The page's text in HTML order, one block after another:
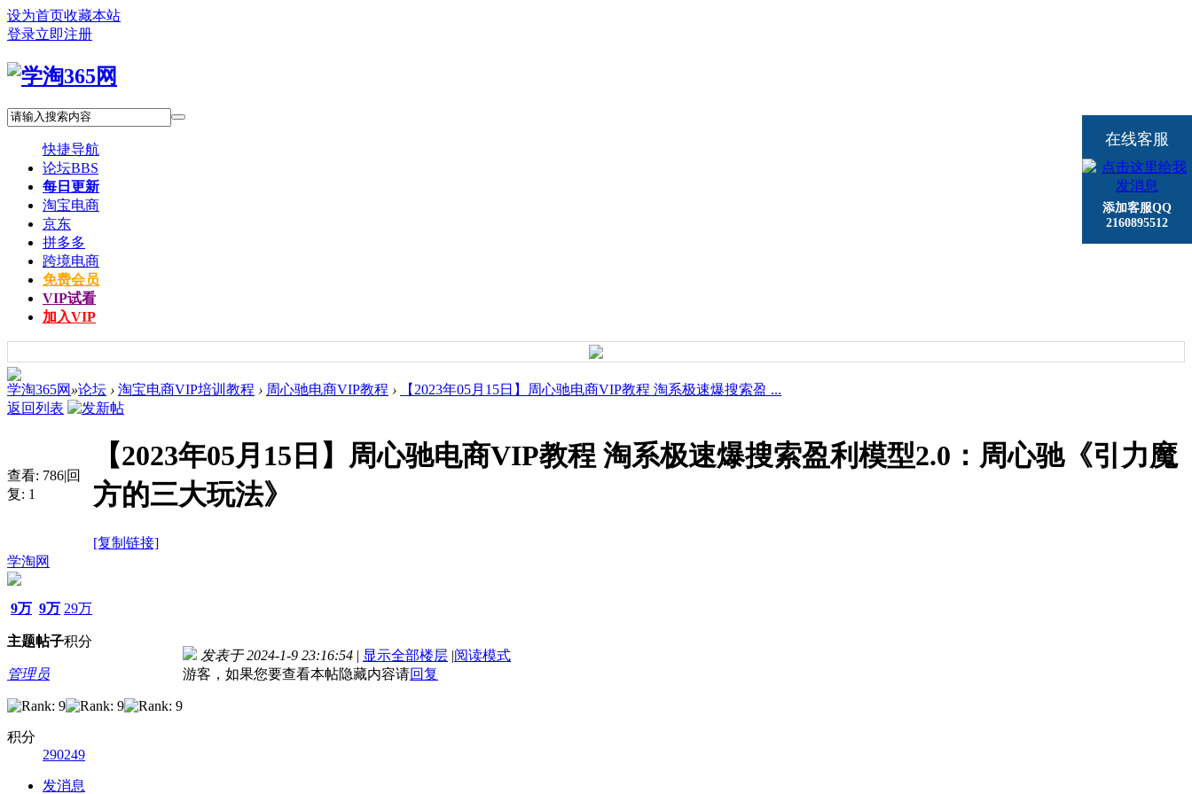
设为首页收藏本站
登录立即注册
快捷导航
论坛BBS
每日更新
淘宝电商
京东
拼多多
跨境电商
免费会员
VIP试看
加入VIP
学淘365网 »论坛 › 淘宝电商VIP培训教程 › 周心驰电商VIP教程 ›
【2023年05月15日】周心驰电商VIP教程 淘系极速爆搜索盈 ...
返回列表
查看: 786|回
复: 1
【2023年05月15日】周心驰电商VIP教程 淘系极速爆搜索盈利模型2.0：周心驰《引力魔
方的三大玩法》
[复制链接]
学淘网
9万
主题
9万
帖子
29万
积分
管理员
积分
290249
发消息
发表于 2024-1-9 23:16:54 | 显示全部楼层 |阅读模式
游客，如果您要查看本帖隐藏内容请回复
在线客服
添加客服QQ
2160895512